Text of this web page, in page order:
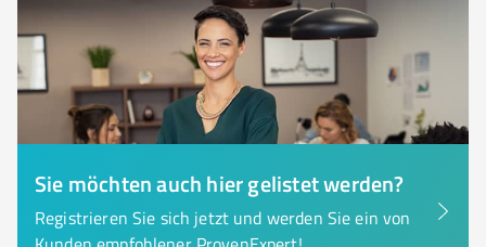
Sie möchten auch hier gelistet werden?
Registrieren Sie sich jetzt und werden Sie ein von